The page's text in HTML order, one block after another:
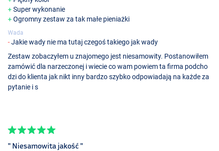
- Zapakowane w luksusowe twarde etui
Ultimate Carp Classic Boilies
- Zawartość opakowania: 1 kg
- Solidna struktura i silny zapach
- Stopniowe uwalnianie aromatów i smaków
- Idealne jako przynęta haczykowa, mogą być również używane do
nęcenia
- Jedna bardzo długa igła do kulek
- Jedna bardzo mocna igła do kulek
- Wiertło do kulek
Super wykonanie
Ogromny zestaw za tak małe pieniażki
Wada
Jakie wady nie ma tutaj czegoś takiego jak wady
Zestaw zobaczyłem u znajomego jest niesamowity. Postanowiłem
zamówić dla narzeczonej i wiecie co wam powiem ta firma podcho
dzi do klienta jak nikt inny bardzo szybko odpowiadają na każde za
pytanie i s
" Niesamowita jakość "